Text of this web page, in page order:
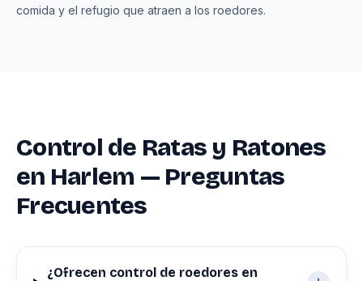
comida y el refugio que atraen a los roedores.
Control de Ratas y Ratones
en Harlem — Preguntas
Frecuentes
¿Ofrecen control de roedores en